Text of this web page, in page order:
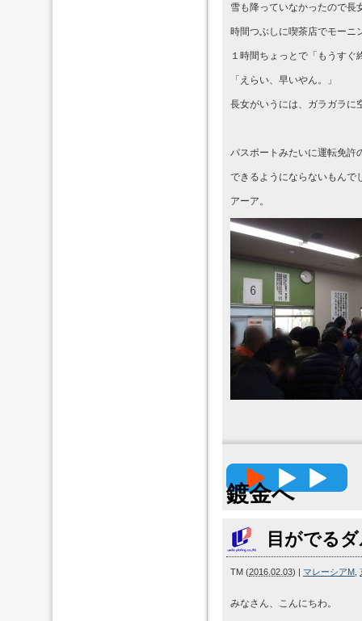
雪も降っていなかったので長
時間つぶしに喫茶店でモーニ
１時間ちょっとで「もうすぐ
「えらい、早いやん。」
長女がいうには、ガラガラに
パスポートみたいに運転免許
できるようにならないもんで
アーア。
高精度
鍍金へ
目がでる
TM (2016.02.03) | マレーシアM
みなさん、こんにちわ。